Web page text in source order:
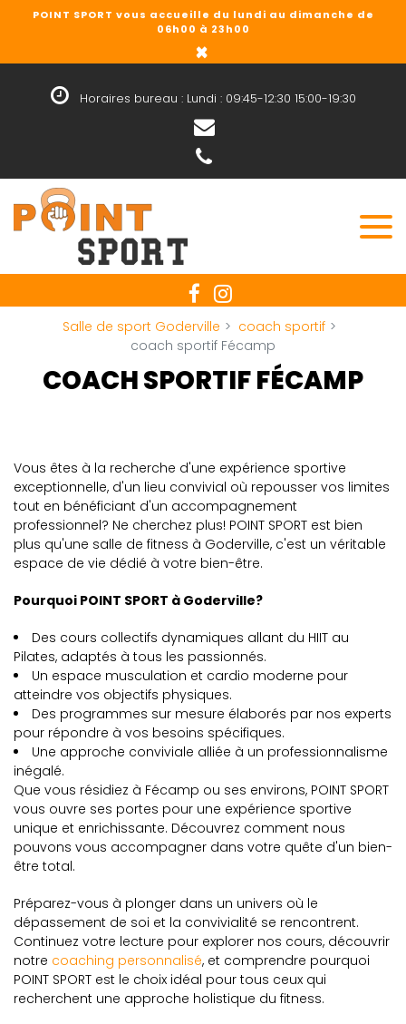
POINT SPORT vous accueille du lundi au dimanche de
06h00 à 23h00
×
Horaires bureau : Lundi : 09:45-12:30 15:00-19:30
Salle de sport Goderville
coach sportif
coach sportif Fécamp
COACH SPORTIF FÉCAMP
Vous êtes à la recherche d'une expérience sportive
exceptionnelle, d'un lieu convivial où repousser vos limites
tout en bénéficiant d'un accompagnement
professionnel? Ne cherchez plus! POINT SPORT est bien
plus qu'une salle de fitness à Goderville, c'est un véritable
espace de vie dédié à votre bien-être.
Pourquoi POINT SPORT à Goderville?
Des cours collectifs dynamiques allant du HIIT au
Pilates, adaptés à tous les passionnés.
Un espace musculation et cardio moderne pour
atteindre vos objectifs physiques.
Des programmes sur mesure élaborés par nos experts
pour répondre à vos besoins spécifiques.
Une approche conviviale alliée à un professionnalisme
inégalé.
Que vous résidiez à Fécamp ou ses environs, POINT SPORT
vous ouvre ses portes pour une expérience sportive
unique et enrichissante. Découvrez comment nous
pouvons vous accompagner dans votre quête d'un bien-
être total.
Préparez-vous à plonger dans un univers où le
dépassement de soi et la convivialité se rencontrent.
Continuez votre lecture pour explorer nos cours, découvrir
notre coaching personnalisé, et comprendre pourquoi
POINT SPORT est le choix idéal pour tous ceux qui
recherchent une approche holistique du fitness.
Panneau de gestion des cookies